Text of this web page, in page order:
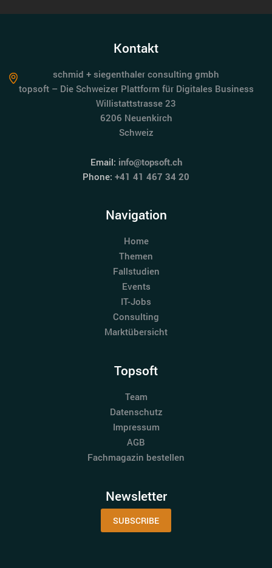
Kontakt
schmid + siegenthaler consulting gmbh
topsoft – Die Schweizer Plattform für Digitales Business
Willistattstrasse 23
6206 Neuenkirch
Schweiz
Email: info@topsoft.ch
Phone: +41 41 467 34 20
Navigation
Home
Themen
Fallstudien
Events
IT-Jobs
Consulting
Marktübersicht
Topsoft
Team
Datenschutz
Impressum
AGB
Fachmagazin bestellen
Newsletter
SUBSCRIBE